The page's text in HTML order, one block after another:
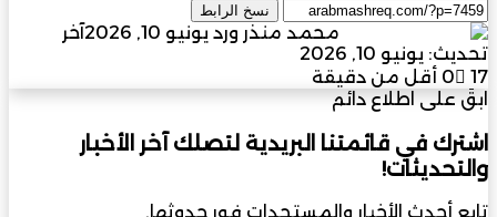
نسخ الرابط
محمد منذر ورد أرسل
يونيو 10, 2026
آخر
تحديث: يونيو 10, 2026
0
17
أقل من دقيقة
ابقَ على اطلاع دائم
اشترك في قائمتنا البريدية لتصلك آخر الأخبار
والتحديثات!
تابع أحدث الأخبار والمستجدات فور حدوثها.